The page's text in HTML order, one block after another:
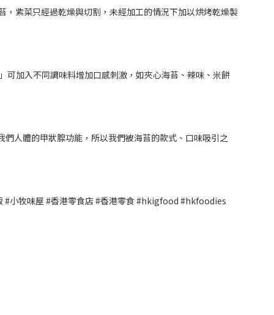
紫菜只經過乾燥與切割，未經加工的情況下加以烘烤乾燥製
可加入不同調味料增加口感刺激，如夾心海苔、辣味、米餅
人體的甲狀腺功能，所以我們被海苔的款式、口味吸引之
#小牧味屋 #香港零食店 #香港零食 #hkigfood #hkfoodies